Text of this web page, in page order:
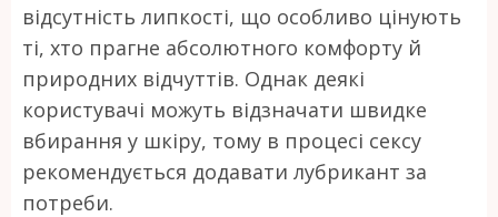
відсутність липкості, що особливо цінують
ті, хто прагне абсолютного комфорту й
природних відчуттів. Однак деякі
користувачі можуть відзначати швидке
вбирання у шкіру, тому в процесі сексу
рекомендується додавати лубрикант за
потреби.